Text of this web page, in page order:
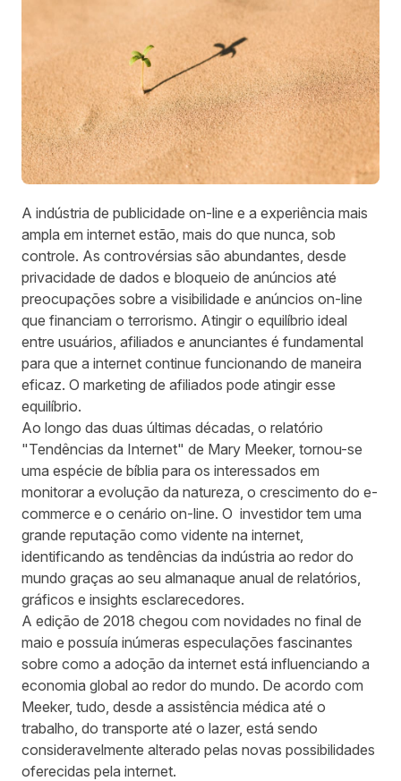
A indústria de publicidade on-line e a experiência mais
ampla em internet estão, mais do que nunca, sob
controle. As controvérsias são abundantes, desde
privacidade de dados e bloqueio de anúncios até
preocupações sobre a visibilidade e anúncios on-line
que financiam o terrorismo. Atingir o equilíbrio ideal
entre usuários, afiliados e anunciantes é fundamental
para que a internet continue funcionando de maneira
eficaz. O marketing de afiliados pode atingir esse
equilíbrio.
Ao longo das duas últimas décadas, o relatório
"Tendências da Internet" de Mary Meeker, tornou-se
uma espécie de bíblia para os interessados ​​em
monitorar a evolução da natureza, o crescimento do e-
commerce e o cenário on-line. O investidor tem uma
grande reputação como vidente na internet,
identificando as tendências da indústria ao redor do
mundo graças ao seu almanaque anual de relatórios,
gráficos e insights esclarecedores.
A edição de 2018 chegou com novidades no final de
maio e possuía inúmeras especulações fascinantes
sobre como a adoção da internet está influenciando a
economia global ao redor do mundo. De acordo com
Meeker, tudo, desde a assistência médica até o
trabalho, do transporte até o lazer, está sendo
consideravelmente alterado pelas novas possibilidades
oferecidas pela internet.